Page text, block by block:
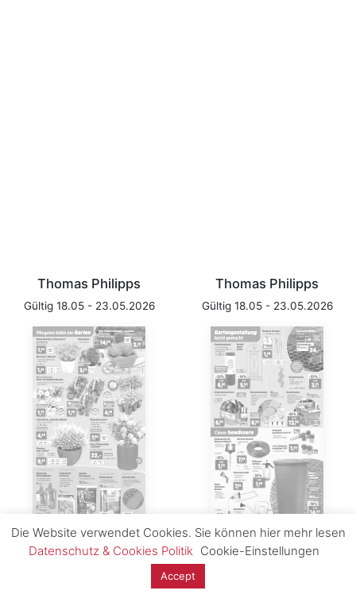
Thomas Philipps
Gültig 18.05 - 23.05.2026
Thomas Philipps
Gültig 18.05 - 23.05.2026
Thomas Philipps Marktkauf - Prospekt
Die Website verwendet Cookies. Sie können hier mehr lesen
Datenschutz & Cookies Politik Cookie-Einstellungen
Accept